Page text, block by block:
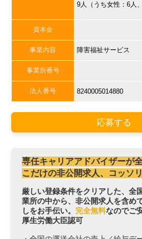
9人（うち女性：6人
資本金
事業内容 障害福祉サービス
事業所番号
法人番号 8240005014880
応募する
専任キャリアアドバイザーが
こだけの非公開求人、コッソ
厳しい登録条件をクリアした、全
業所の中から、非公開求人を含め
しをお手伝い。 完全無料なのでご
厚生労働大臣認可